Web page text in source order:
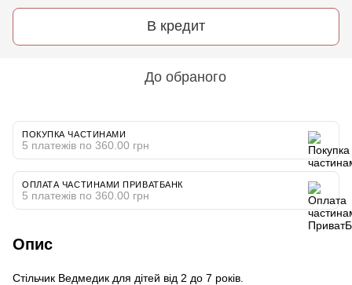
В кредит
До обраного
ПОКУПКА ЧАСТИНАМИ
5 платежів по 360.00 грн
ОПЛАТА ЧАСТИНАМИ ПРИВАТБАНК
5 платежів по 360.00 грн
Опис
Стільчик Ведмедик для дітей від 2 до 7 років.